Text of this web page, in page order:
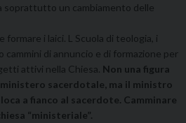
soprattutto un cambiamento delle
formare i laici. L Scuola di teologia, i
di annuncio e di formazione per
attivi nella Chiesa. Non una figura
sacerdotale, ma il ministro
a fianco al sacerdote. Camminare
“ministeriale”.